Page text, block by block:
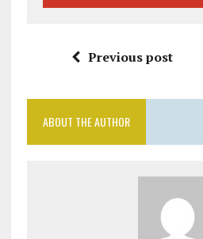
Previous post
ABOUT THE AUTHOR